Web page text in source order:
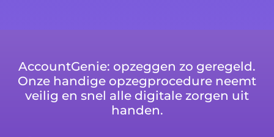
AccountGenie: opzeggen zo geregeld.
Onze handige opzegprocedure neemt
veilig en snel alle digitale zorgen uit
handen.